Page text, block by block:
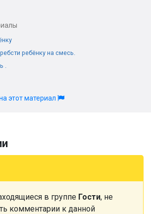
ребёнку на смесь.
.
этот материал
в группе Гости, не
комментарии к данной